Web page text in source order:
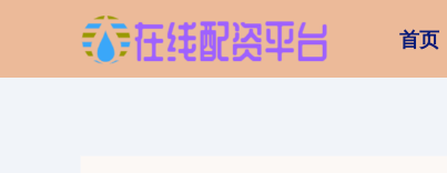
首页